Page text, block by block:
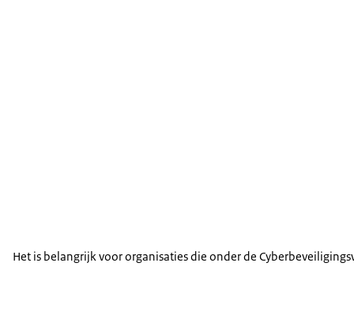
Het is belangrijk voor organisaties die onder de